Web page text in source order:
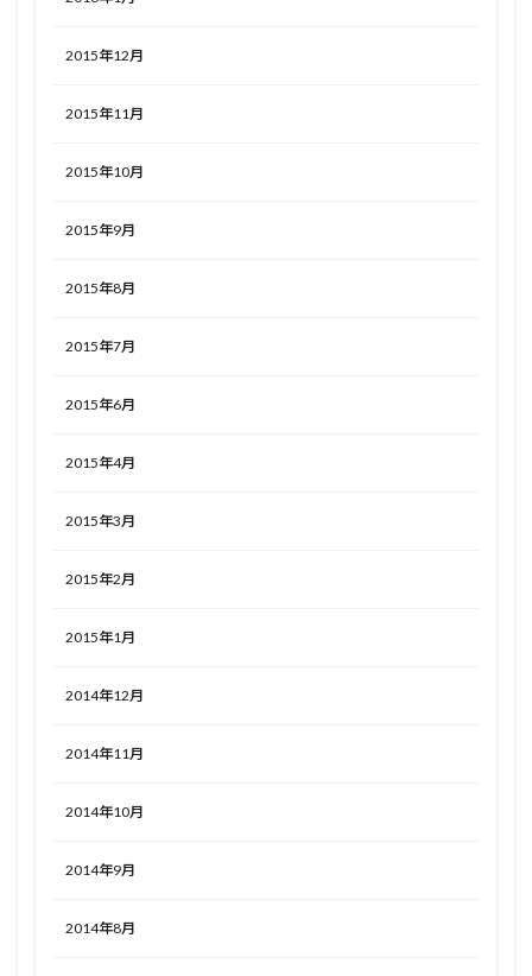
2015年12月
2015年11月
2015年10月
2015年9月
2015年8月
2015年7月
2015年6月
2015年4月
2015年3月
2015年2月
2015年1月
2014年12月
2014年11月
2014年10月
2014年9月
2014年8月